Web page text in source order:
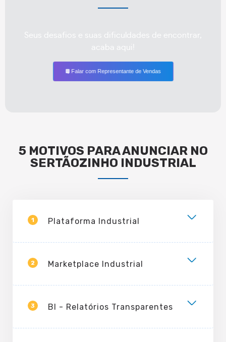
Seus desafios e suas dificuldades de encontrar,
acaba aqui!
Falar com Representante de Vendas
5 MOTIVOS PARA ANUNCIAR NO
SERTÃOZINHO INDUSTRIAL
1 Plataforma Industrial
2 Marketplace Industrial
3 BI - Relatórios Transparentes